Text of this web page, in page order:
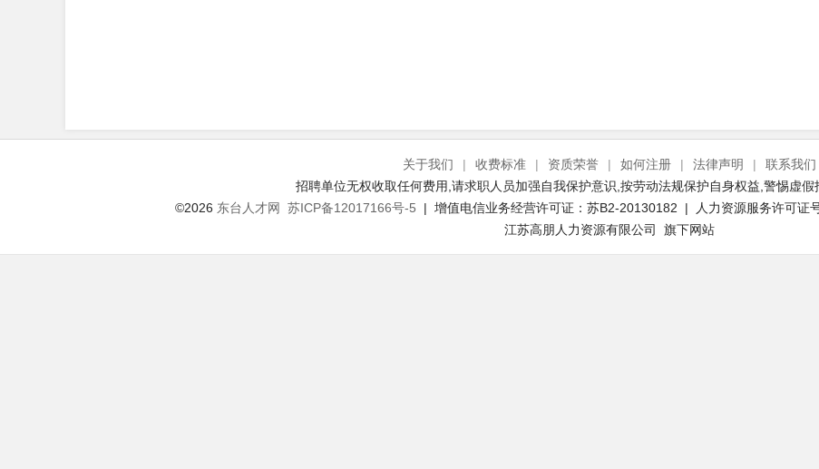
关于我们 | 收费标准 | 资质荣誉 | 如何注册 | 法律声明 |
联系我们
招聘单位无权收取任何费用,请求职人员加强自我保护意识,按劳动法规保护自身权益,警惕虚假
©2026 东台人才网 苏ICP备12017166号-5 | 增值电信业务经营许可证：苏B2-20130182 | 人力资源服务许可证
江苏高朋人力资源有限公司 旗下网站